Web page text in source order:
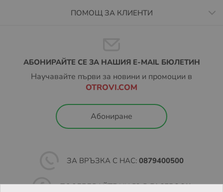
ПОМОЩ ЗА КЛИЕНТИ
АБОНИРАЙТЕ СЕ ЗА НАШИЯ E-MAIL БЮЛЕТИН
Научавайте първи за новини и промоции в
OTROVI.COM
Абониране
ЗА ВРЪЗКА С НАС: 0879400500
ПОСЛЕДВАЙТЕ НИ ВЪВFACEBOOK